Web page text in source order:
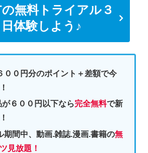
無料トライアル３
日体験しよう♪
００円分のポイント＋差額で今
が６００円以下なら完全無料で新
期間中、動画.雑誌.漫画.書籍の無
見放題！